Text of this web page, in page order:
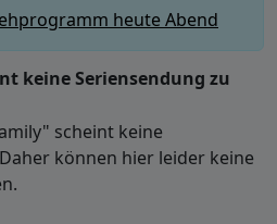
heute Abend
keine Seriensendung zu
scheint keine
können hier leider keine